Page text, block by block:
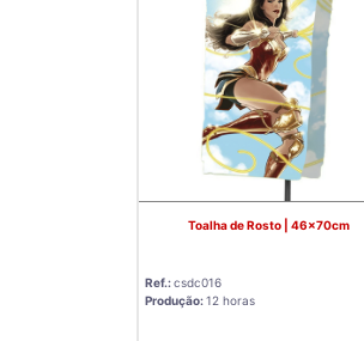
Toalha de Rosto | 46x70cm
Ref.:csdc016
Produção:12 horas